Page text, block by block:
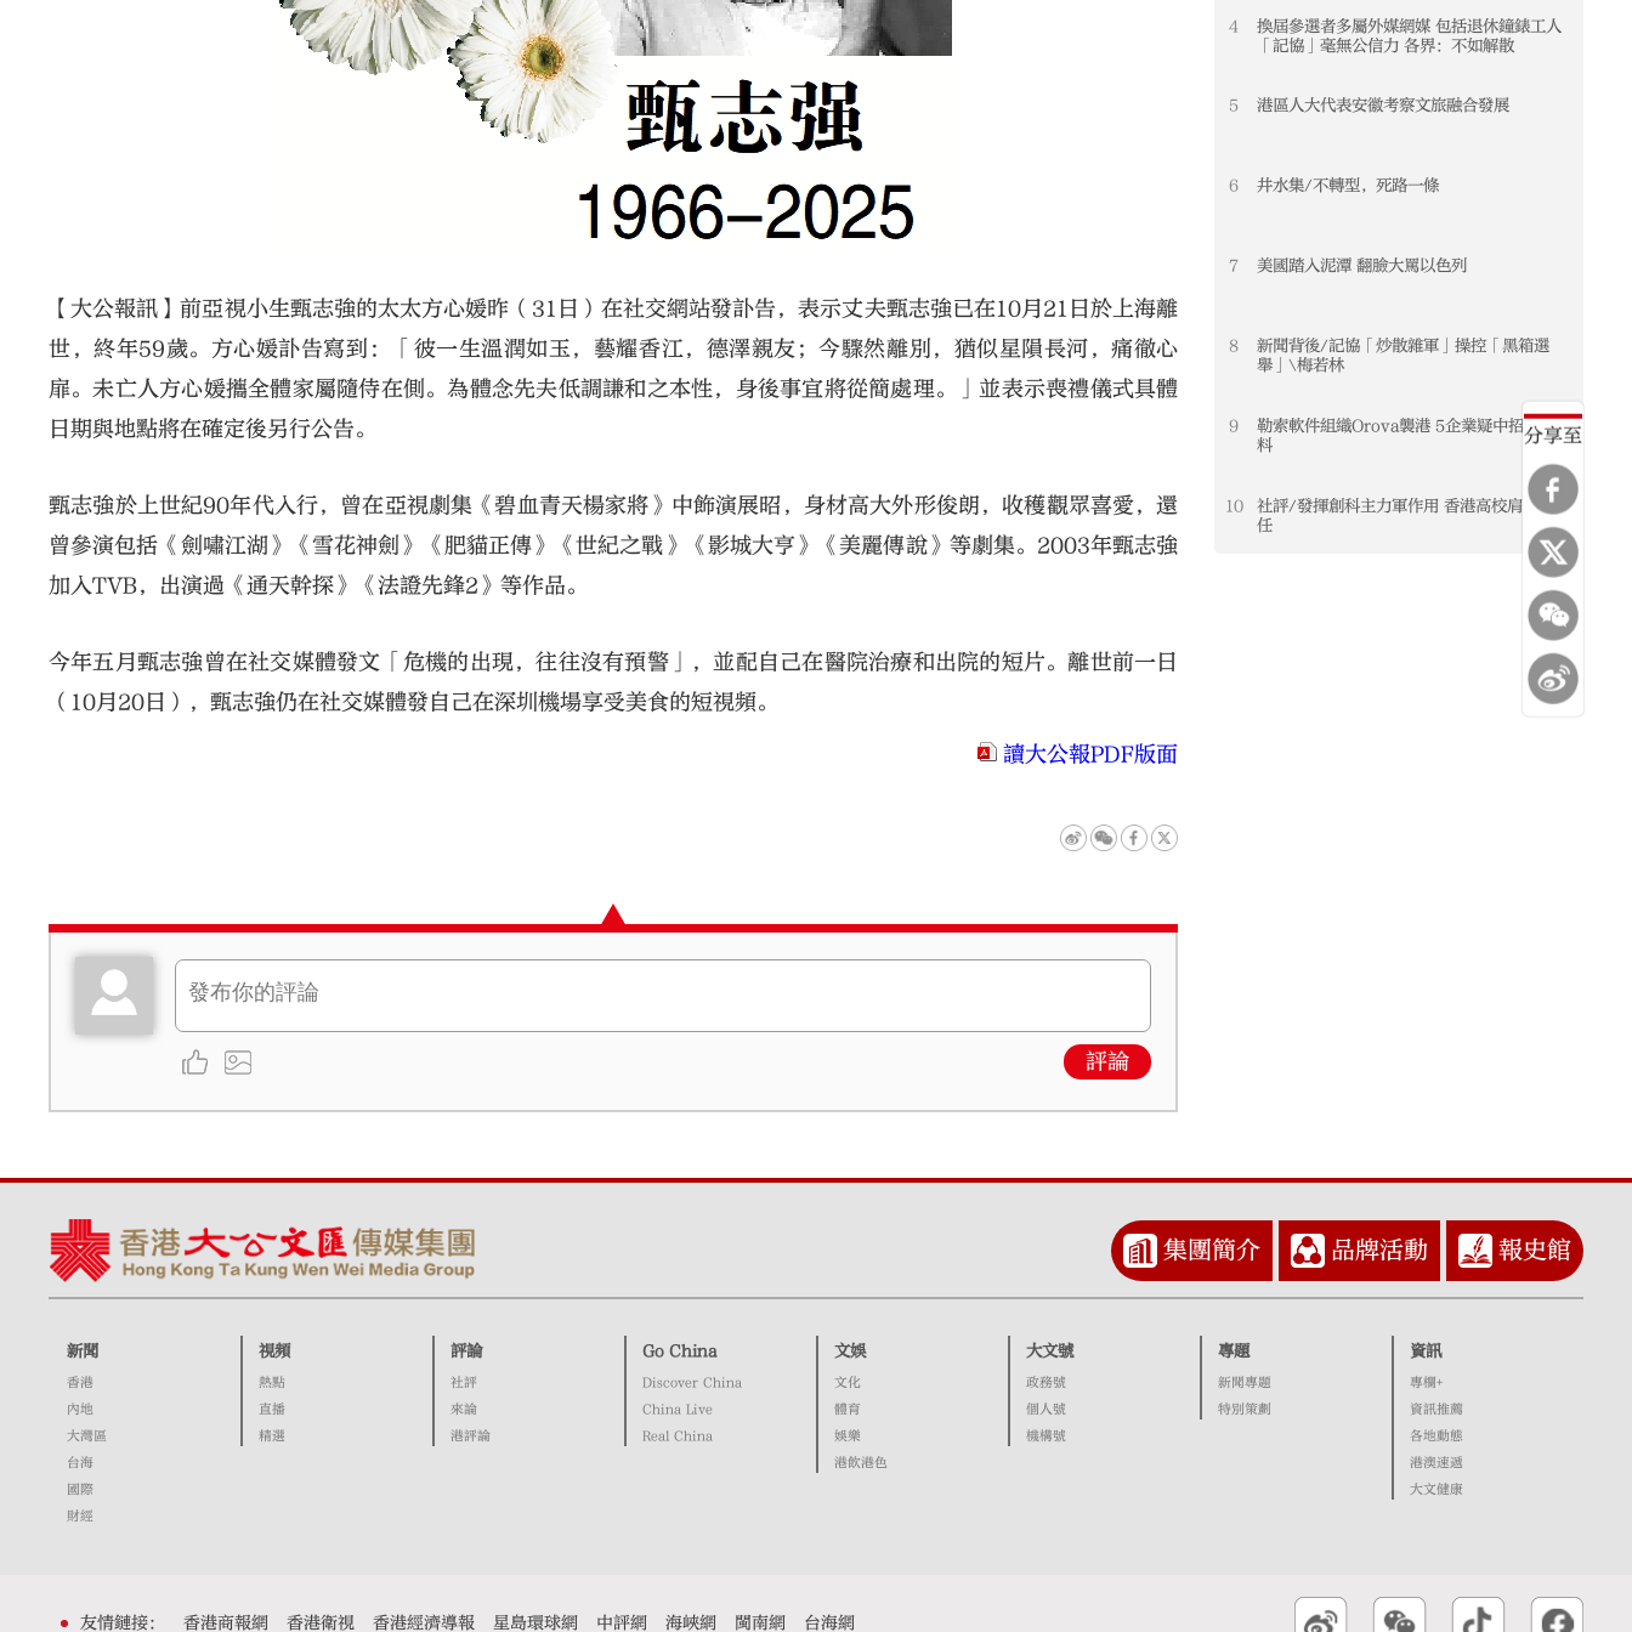
分享至
【大公報訊】前亞視小生甄志強的太太方心媛昨（31日）在社交網站發訃告，表示丈夫甄志強已在10月21日於上海離
世，終年59歲。方心媛訃告寫到：「彼一生溫潤如玉，藝耀香江，德澤親友；今驟然離別，猶似星隕長河，痛徹心
扉。未亡人方心媛攜全體家屬隨侍在側。為體念先夫低調謙和之本性，身後事宜將從簡處理。」並表示喪禮儀式具體
日期與地點將在確定後另行公告。
甄志強於上世紀90年代入行，曾在亞視劇集《碧血青天楊家將》中飾演展昭，身材高大外形俊朗，收穫觀眾喜愛，還
曾參演包括《劍嘯江湖》《雪花神劍》《肥貓正傳》《世紀之戰》《影城大亨》《美麗傳說》等劇集。2003年甄志強
加入TVB，出演過《通天幹探》《法證先鋒2》等作品。
今年五月甄志強曾在社交媒體發文「危機的出現，往往沒有預警」，並配自己在醫院治療和出院的短片。離世前一日
（10月20日），甄志強仍在社交媒體發自己在深圳機場享受美食的短視頻。
讀大公報PDF版面
評論
4
換屆參選者多屬外媒網媒 包括退休鐘錶工人
「記協」毫無公信力 各界：不如解散
5 港區人大代表安徽考察文旅融合發展
6 井水集/不轉型，死路一條
7 美國踏入泥潭 翻臉大罵以色列
8
新聞背後/記協「炒散雜軍」操控「黑箱選
舉」\梅若林
9
勒索軟件組織Orova襲港 5企業疑中招洩資
料
10
社評/發揮創科主力軍作用 香港高校肩負重
任
集團簡介 品牌活動 報史館
新聞
香港
內地
大灣區
台海
國際
財經
視頻
熱點
直播
精選
評論
社評
來論
港評論
Go China
Discover China
China Live
Real China
文娛
文化
體育
娛樂
港飲港色
大文號
政務號
個人號
機構號
專題
新聞專題
特別策劃
資訊
專欄+
資訊推薦
各地動態
港澳速遞
大文健康
友情鏈接： 香港商報網 香港衛視 香港經濟導報 星島環球網 中評網 海峽網 閩南網 台海網